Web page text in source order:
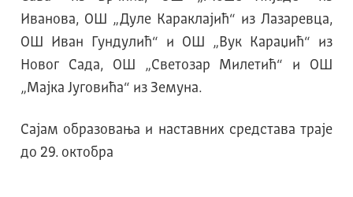
Иванова, ОШ „Дуле Караклајић“ из Лазаревца,
ОШ Иван Гундулић“ и ОШ „Вук Караџић“ из
Новог Сада, ОШ „Светозар Милетић“ и ОШ
„Мајка Југовића“ из Земуна.
Сајам образовања и наставних средстава траје
до 29. октобра